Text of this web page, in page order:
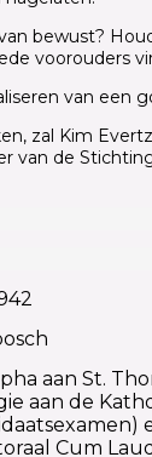
bewust?
voorouders
van een
zal Kim
van de
St.
aan de
Cum